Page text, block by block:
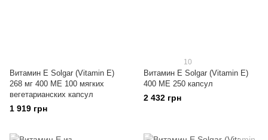
Витамин E Solgar (Vitamin E)
268 мг 400 МЕ 100 мягких
вегетарианских капсул
1 919 грн
10
Витамин E Solgar (Vitamin E)
400 ME 250 капсул
2 432 грн